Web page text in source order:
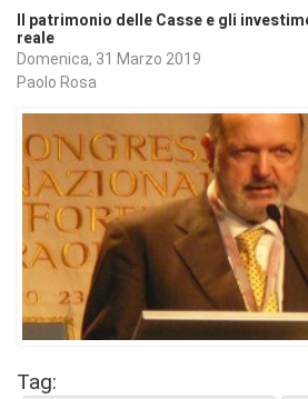
Il patrimonio delle Casse e gli
reale
Domenica, 31 Marzo 2019
Paolo Rosa
Tag: